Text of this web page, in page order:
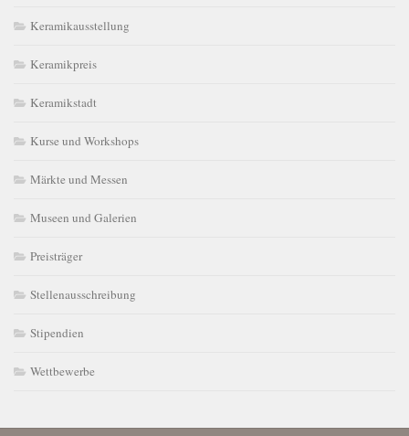
Keramikausstellung
Keramikpreis
Keramikstadt
Kurse und Workshops
Märkte und Messen
Museen und Galerien
Preisträger
Stellenausschreibung
Stipendien
Wettbewerbe